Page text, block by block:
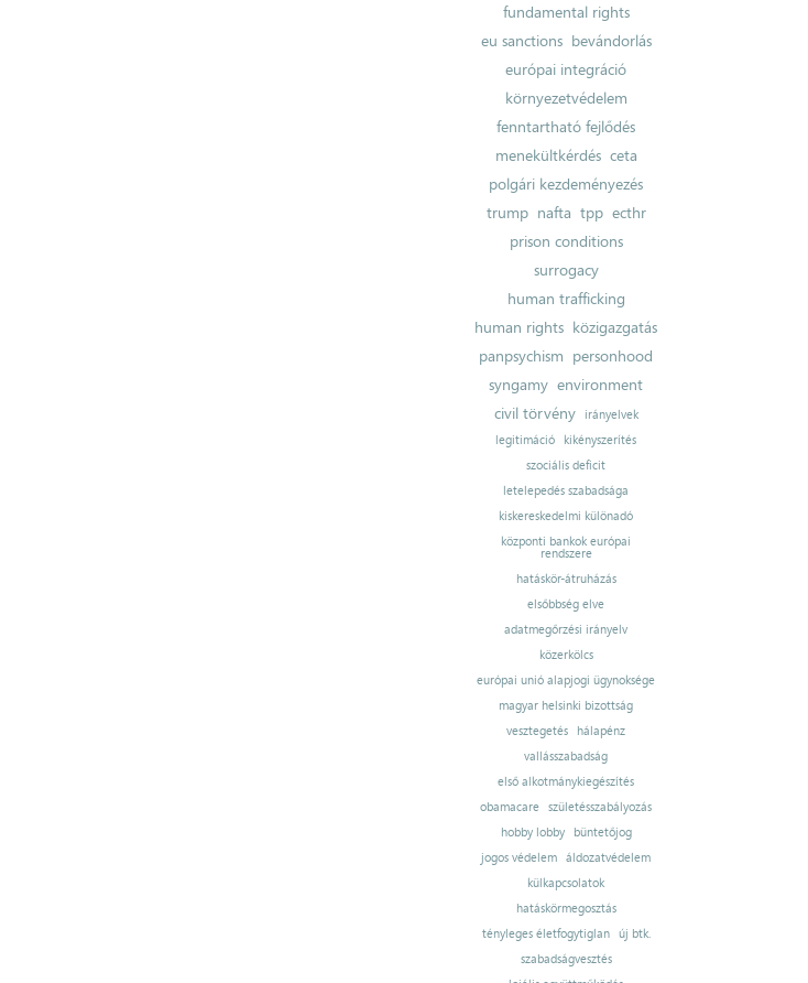
fundamental rights
eu sanctions bevándorlás
európai integráció
környezetvédelem
fenntartható fejlődés
menekültkérdés ceta
polgári kezdeményezés
trump nafta tpp ecthr
prison conditions
surrogacy
human trafficking
human rights közigazgatás
panpsychism personhood
syngamy environment
civil törvény
irányelvek
legitimáció
kikényszerítés
szociális deficit
letelepedés szabadsága
kiskereskedelmi különadó
központi bankok európai
rendszere
hatáskör-átruházás
elsőbbség elve
adatmegőrzési irányelv
közerkölcs
európai unió alapjogi ügynoksége
magyar helsinki bizottság
vesztegetés
hálapénz
vallásszabadság
első alkotmánykiegészítés
obamacare
születésszabályozás
hobby lobby
büntetőjog
jogos védelem
áldozatvédelem
külkapcsolatok
hatáskörmegosztás
tényleges életfogytiglan új btk.
szabadságvesztés